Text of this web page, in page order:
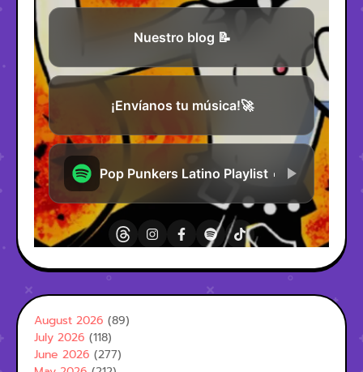
August 2026 (89)
July 2026 (118)
June 2026 (277)